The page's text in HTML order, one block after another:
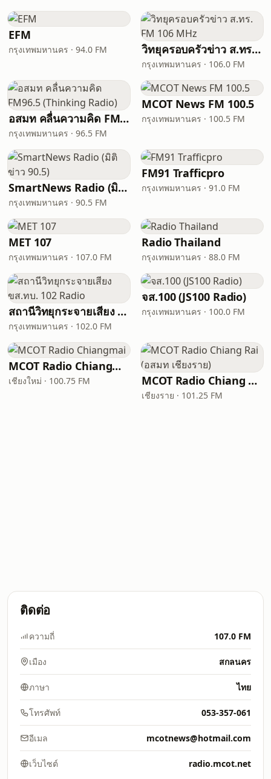
EFM
กรุงเทพมหานคร · 94.0 FM วิทยุครอบครัวข่าว ส.ทร. FM 106 MHz
กรุงเทพมหานคร · 106.0 FM
อสมท คลื่นความคิด FM96.5 (Thinking Radio)
กรุงเทพมหานคร · 96.5 FM
MCOT News FM 100.5
กรุงเทพมหานคร · 100.5 FM
SmartNews Radio (มิติข่าว 90.5)
กรุงเทพมหานคร · 90.5 FM
FM91 Trafficpro
กรุงเทพมหานคร · 91.0 FM
MET 107
กรุงเทพมหานคร · 107.0 FM
Radio Thailand
กรุงเทพมหานคร · 88.0 FM
สถานีวิทยุกระจายเสียง ขส.ทบ. 102 Radio
กรุงเทพมหานคร · 102.0 FM
จส.100 (JS100 Radio)
กรุงเทพมหานคร · 100.0 FM
MCOT Radio Chiangmai
เชียงใหม่ · 100.75 FM MCOT Radio Chiang Rai (อสมท เชียงราย)
เชียงราย · 101.25 FM
ติดต่อ
ความถี่ 107.0 FM
เมือง สกลนคร
ภาษา ไทย
โทรศัพท์ 053-357-061
อีเมล mcotnews@hotmail.com
เว็บไซต์ radio.mcot.net